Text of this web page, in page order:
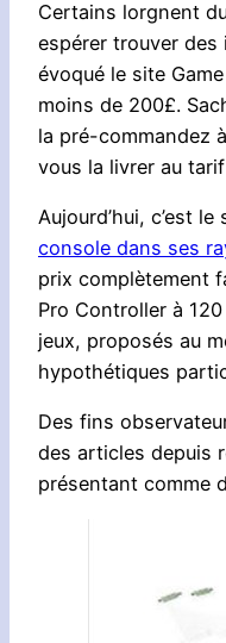
Certains lorgnent
espérer trouver des
évoqué le site
moins de 200£.
la pré-commandez
vous la livrer au
Aujourd’hui, c’est le
console dans ses
prix complètement
Pro Controller à
jeux, proposés au
hypothétiques
Des fins
des articles depuis
présentant comme